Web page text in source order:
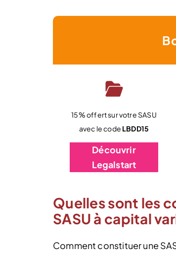
15% offert sur votre SASU
avec le code LBDD15
Découvrir
Legalstart
Quelles sont les
SASU à capital
Comment constituer une